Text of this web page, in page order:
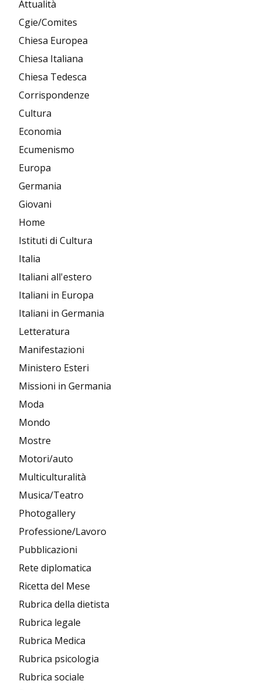
Attualità
Cgie/Comites
Chiesa Europea
Chiesa Italiana
Chiesa Tedesca
Corrispondenze
Cultura
Economia
Ecumenismo
Europa
Germania
Giovani
Home
Istituti di Cultura
Italia
Italiani all'estero
Italiani in Europa
Italiani in Germania
Letteratura
Manifestazioni
Ministero Esteri
Missioni in Germania
Moda
Mondo
Mostre
Motori/auto
Multiculturalità
Musica/Teatro
Photogallery
Professione/Lavoro
Pubblicazioni
Rete diplomatica
Ricetta del Mese
Rubrica della dietista
Rubrica legale
Rubrica Medica
Rubrica psicologia
Rubrica sociale